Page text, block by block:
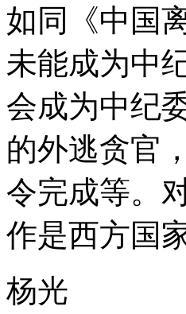
如同《中国
未能成为中
会成为中纪
的外逃贪官
令完成等。
作是西方国
杨光